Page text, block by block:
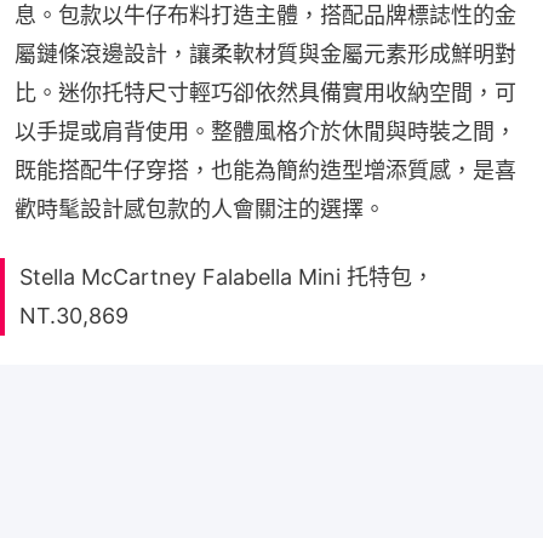
息。包款以牛仔布料打造主體，搭配品牌標誌性的金
屬鏈條滾邊設計，讓柔軟材質與金屬元素形成鮮明對
比。迷你托特尺寸輕巧卻依然具備實用收納空間，可
以手提或肩背使用。整體風格介於休閒與時裝之間，
既能搭配牛仔穿搭，也能為簡約造型增添質感，是喜
歡時髦設計感包款的人會關注的選擇。
Stella McCartney Falabella Mini 托特包，
NT.30,869